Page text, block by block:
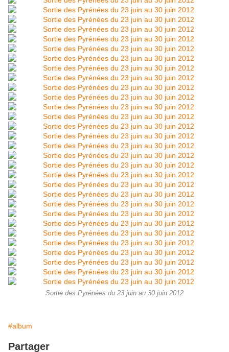
Sortie des Pyrénées du 23 juin au 30 juin 2012
#album
Partager